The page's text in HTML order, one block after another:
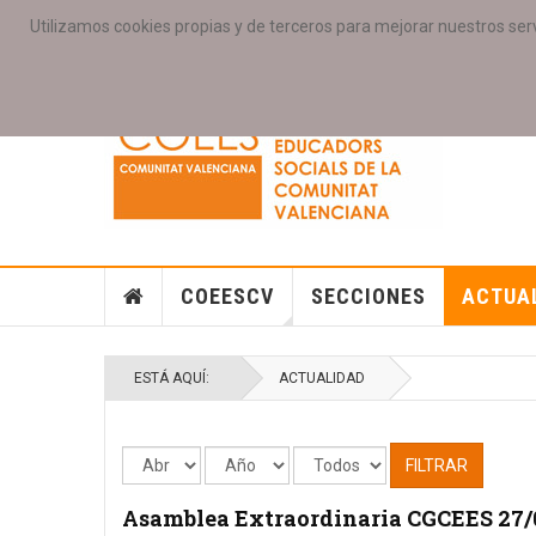
Utilizamos cookies propias y de terceros para mejorar nuestros
PORTADA ACCESO COLEGIAD@S GALERIAS
COEESCV SECCIONES
ESTÁ AQUÍ: ACTUALIDAD
FILTRAR
Asamblea Extraordinaria CGCEES 27/